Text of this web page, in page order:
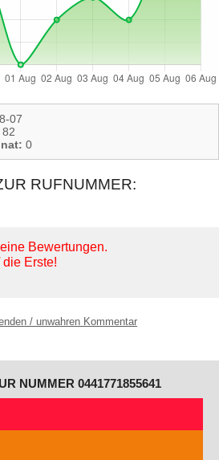
07
82
0
RUFNUMMER:
Bewertungen.
die Erste!
/ unwahren Kommentar
NUMMER 0441771855641